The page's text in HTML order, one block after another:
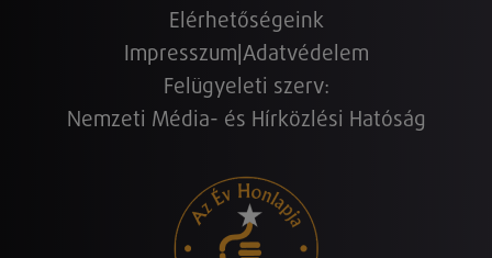
Elérhetőségeink
Impresszum Adatvédelem
Felügyeleti szerv:
Nemzeti Média- és Hírközlési Hatóság